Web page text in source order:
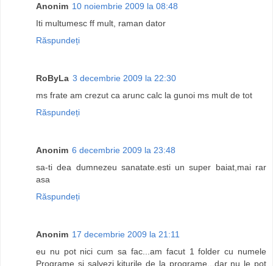
Anonim 10 noiembrie 2009 la 08:48
Iti multumesc ff mult, raman dator
Răspundeți
RoByLa 3 decembrie 2009 la 22:30
ms frate am crezut ca arunc calc la gunoi ms mult de tot
Răspundeți
Anonim 6 decembrie 2009 la 23:48
sa-ti dea dumnezeu sanatate.esti un super baiat,mai rar
asa
Răspundeți
Anonim 17 decembrie 2009 la 21:11
eu nu pot nici cum sa fac...am facut 1 folder cu numele
Programe si salvezi kiturile de la programe...dar nu le pot